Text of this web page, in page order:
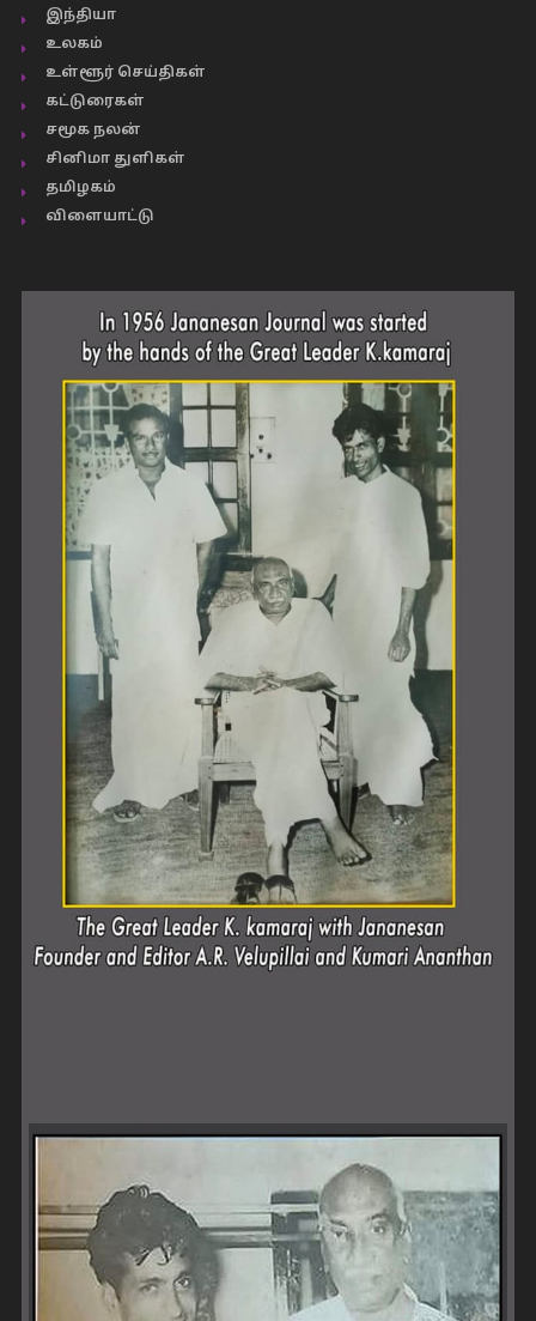
இந்தியா
உலகம்
உள்ளூர் செய்திகள்
கட்டுரைகள்
சமூக நலன்
சினிமா துளிகள்
தமிழகம்
விளையாட்டு